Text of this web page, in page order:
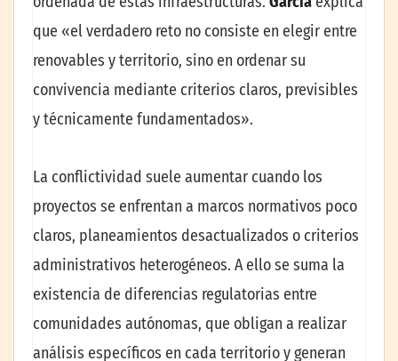
que «el verdadero reto no consiste en elegir entre
renovables y territorio, sino en ordenar su
convivencia mediante criterios claros, previsibles
y técnicamente fundamentados».
La conflictividad suele aumentar cuando los
proyectos se enfrentan a marcos normativos poco
claros, planeamientos desactualizados o criterios
administrativos heterogéneos. A ello se suma la
existencia de diferencias regulatorias entre
comunidades autónomas, que obligan a realizar
análisis específicos en cada territorio y generan